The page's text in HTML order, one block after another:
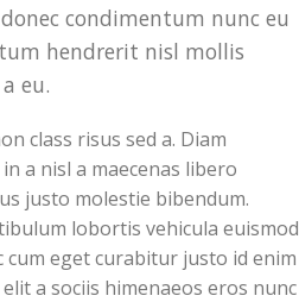
condimentum nunc eu
hendrerit nisl mollis
eu.
class risus sed a. Diam
a nisl a maecenas libero
justo molestie bibendum.
lobortis vehicula euismod
cum eget curabitur justo id enim
a sociis himenaeos eros nunc